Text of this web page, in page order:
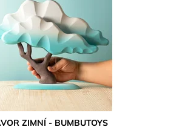
ZIMNÍ - BUMBUTOYS